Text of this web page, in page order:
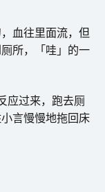
血往里面流，但
所，「哇」的一
应过来，跑去厕
言慢慢地拖回床